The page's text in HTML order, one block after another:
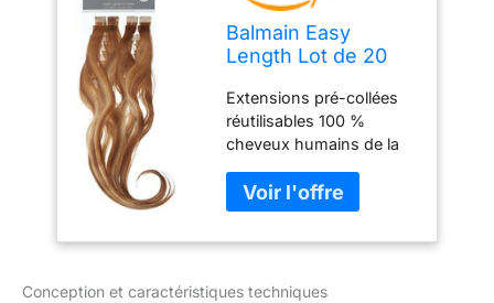
Balmain Easy
Length Lot de 20
cheveux humains
55 cm 9,8 g Blond
doré très clair 82 g
Extensions pré-collées
réutilisables 100 %
cheveux humains de la
plat et facile à appliquer
Parfait pour les
tous les types de
Conception et caractéristiques techniques